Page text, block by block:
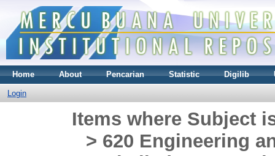
Home About Pencarian Statistic Digilib
Login
Items where Subject
> 620 Engineering